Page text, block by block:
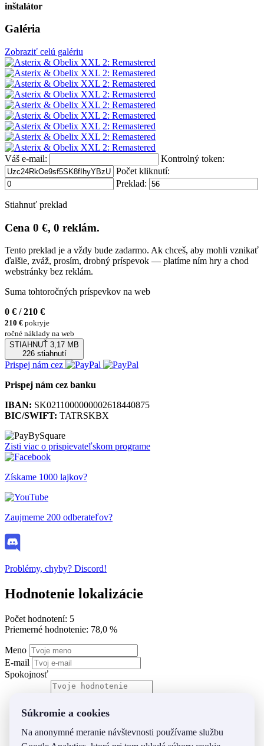
inštalátor
Galéria
Zobraziť celú galériu
Váš e-mail:
Kontrolný token:
Počet kliknutí:
Preklad:
Stiahnuť preklad
Cena 0 €, 0 reklám.
Tento preklad je a vždy bude zadarmo. Ak chceš, aby mohli vznikať
ďalšie, zváž, prosím, drobný príspevok — platíme ním hry a chod
webstránky bez reklám.
Suma tohtoročných príspevkov na web
0 € / 210 €
210 € pokryje
ročné náklady na web
STIAHNUŤ 3,17 MB
226 stiahnutí
Prispej nám cez
Prispej nám cez banku
IBAN: SK0211000000002618440875
BIC/SWIFT: TATRSKBX
Zisti viac o prispievateľskom programe
Získame 1000 lajkov?
Zaujmeme 200 odberateľov?
Problémy, chyby? Discord!
Hodnotenie lokalizácie
Počet hodnotení: 5
Priemerné hodnotenie: 78,0 %
Meno
E-mail
Spokojnosť
Súkromie a cookies
Na anonymné meranie návštevnosti používame službu